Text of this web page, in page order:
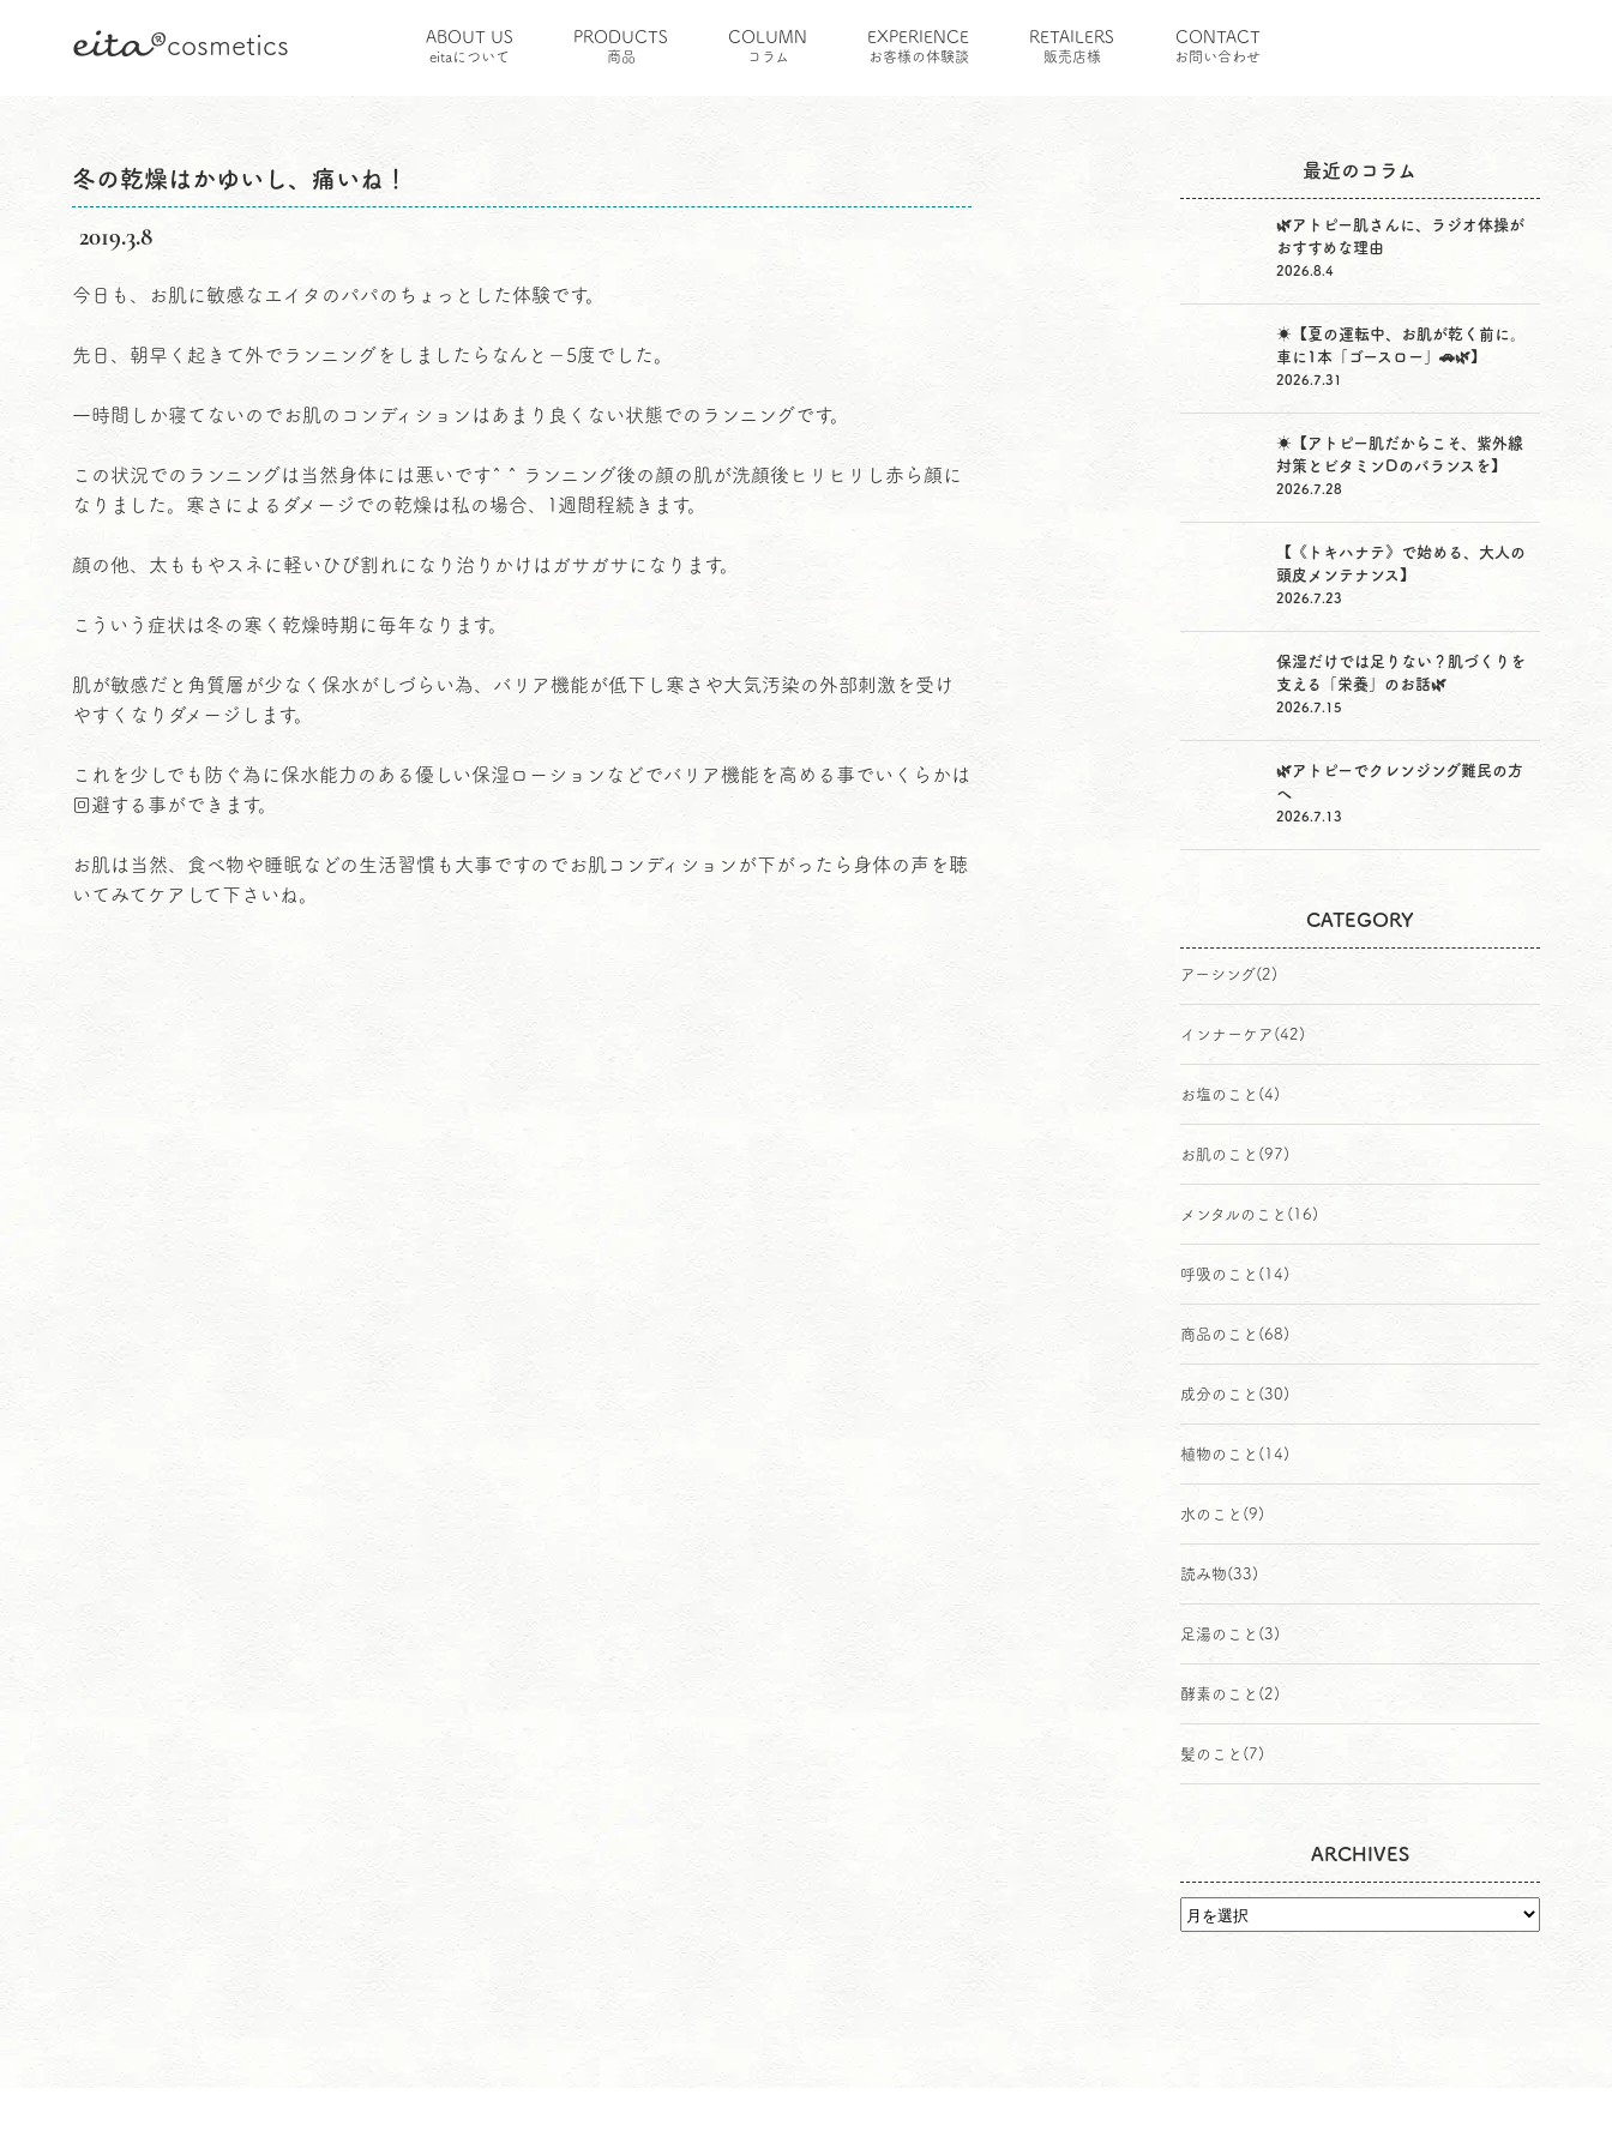
eita®cosmetics ABOUT US
eitaについて
PRODUCTS
商品
COLUMN
コラム
EXPERIENCE
お客様の体験談
RETAILERS
販売店様
CONTACT
お問い合わせ
HOME コラム お肌のこと 冬の乾燥はかゆいし、痛いね！
冬の乾燥はかゆいし、痛いね！
2019.3.8
冬の乾燥はかゆいし、痛いね！
今日も、お肌に敏感なエイタのパパのちょっとした体験です。
先日、朝早く起きて外でランニングをしましたらなんと−5度でした。
一時間しか寝てないのでお肌のコンディションはあまり良くない状態でのランニングです。
この状況でのランニングは当然身体には悪いです^ ^ ランニング後の顔の肌が洗顔後ヒリヒリし赤ら顔に
なりました。寒さによるダメージでの乾燥は私の場合、1週間程続きます。
顔の他、太ももやスネに軽いひび割れになり治りかけはガサガサになります。
こういう症状は冬の寒く乾燥時期に毎年なります。
肌が敏感だと角質層が少なく保水がしづらい為、バリア機能が低下し寒さや大気汚染の外部刺激を受け
やすくなりダメージします。
これを少しでも防ぐ為に保水能力のある優しい保湿ローションなどでバリア機能を高める事でいくらかは
回避する事ができます。
お肌は当然、食べ物や睡眠などの生活習慣も大事ですのでお肌コンディションが下がったら身体の声を聴
いてみてケアして下さいね。
最近のコラム
🌿アトピー肌さんに、ラジオ体操が
おすすめな理由
2026.8.4
☀️【夏の運転中、お肌が乾く前に。
車に1本「ゴースロー」🚗🌿】
2026.7.31
☀️【アトピー肌だからこそ、紫外線
対策とビタミンDのバランスを】
2026.7.28
【《トキハナテ》で始める、大人の
頭皮メンテナンス】
2026.7.23
保湿だけでは足りない？肌づくりを
支える「栄養」のお話🌿
2026.7.15
🌿アトピーでクレンジング難民の方
へ
2026.7.13
CATEGORY
アーシング(2)
インナーケア (42)
お塩のこと (4)
お肌のこと (97)
メンタルのこと (16)
呼吸のこと (14)
商品のこと (68)
成分のこと (30)
植物のこと (14)
水のこと (9)
読み物(33)
足湯のこと (3)
酵素のこと (2)
髪のこと (7)
ARCHIVES